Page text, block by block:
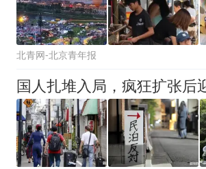
北青网-北京青年报